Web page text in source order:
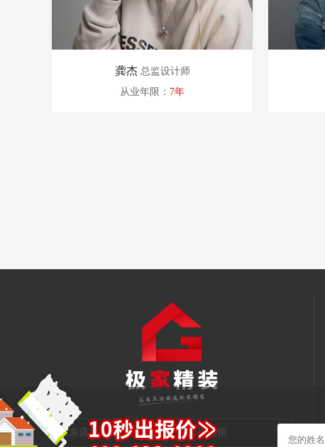
龚杰 总监设计师
从业年限： 7年
浦东极家汇家居生活馆